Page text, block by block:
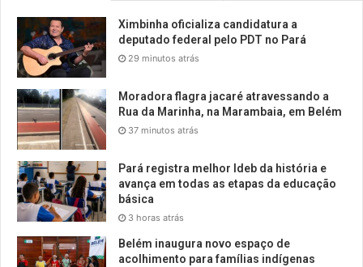
Ximbinha oficializa candidatura a
deputado federal pelo PDT no Pará
29 minutos atrás
Moradora flagra jacaré atravessando a
Rua da Marinha, na Marambaia, em Belém
37 minutos atrás
Pará registra melhor Ideb da história e
avança em todas as etapas da educação
básica
3 horas atrás
Belém inaugura novo espaço de
acolhimento para famílias indígenas